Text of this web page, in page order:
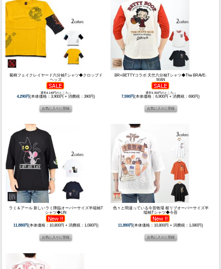
菊柄フェイクレイヤード六分袖Tシャツ◆クロップド
ヘッズ
通常8,140円のところ↓↓
4,290円(本体価格：3,900円 + 消費税：390円)
BR×BETTYコラボ 天竺六分袖Tシャツ◆The BRAVE-
MAN
通常9,350円のところ↓↓
7,590円(本体価格：6,900円 + 消費税：690円)
ラミ＆アール 新しいラミ降臨オーバーサイズ半端袖T
シャツ◆LIN
11,880円(本体価格：10,800円 + 消費税：1,080円)
色々と間違っている今昔牧場 裾リブオーバーサイズ半
端袖Tシャツ◆今昔
11,880円(本体価格：10,800円 + 消費税：1,080円)